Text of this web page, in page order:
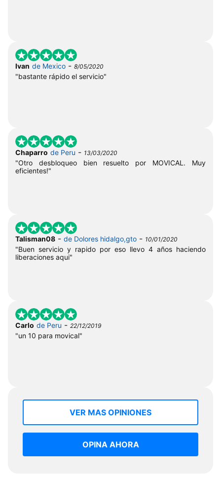
Ivan de Mexico - 8/05/2020
"bastante rápido el servicio"
Chaparro de Peru - 13/03/2020
"Otro desbloqueo bien resuelto por MOVICAL. Muy
eficientes!"
Talisman08 - de Dolores hidalgo,gto - 10/01/2020
"Buen servicio y rapido por eso llevo 4 años haciendo
liberaciones aqui"
Carlo de Peru - 22/12/2019
"un 10 para movical"
VER MAS OPINIONES
OPINA AHORA